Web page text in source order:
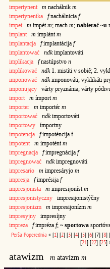
impertynent m nachálnik m
impertynentka
fnachálnicia f
impet
m impét m; mach m; nabierać ~u
implant
m implánt m
implantacja
fimplantácija f
implantować
ndkimplantováti
implikacja
fnastúpstvo n
implikować
ndk1. mistíti v sobiê; 2.
imponować
ndkimponováti; vyklikáti
imponujący várty pryznánia; várty
import
m ímport m
importer
m importér m
importować
ndkimportováti
importowy ímportny
impotencja
fimpoténcija f
impotent
m impotént m
impregnacja
fimpregnácija f
impregnować
ndkimpregnováti
impresario
m impresáryjo m
impresja
fimprésija f
impresjonista
m impresijoníst m
impresjonistyczny impresijonistýčny
impresjonizm
m impresijonízm m
impresyjny impresíjny
impreza
fimpréza f; ~ sportowa
Perša Poperednia « [1] [2] [3] [4] [5] [6] [7] [8] [
[21] [22] [23]
atawizm m atavízm m